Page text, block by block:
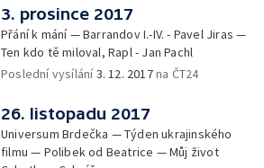
3. prosince 2017
Přání k mání — Barrandov I.-IV. - Pavel Jiras —
Ten kdo tě miloval, Rapl - Jan Pachl
Poslední vysílání3. 12. 2017na ČT24
26. listopadu 2017
Universum Brdečka — Týden ukrajinského
filmu — Polibek od Beatrice — Můj život